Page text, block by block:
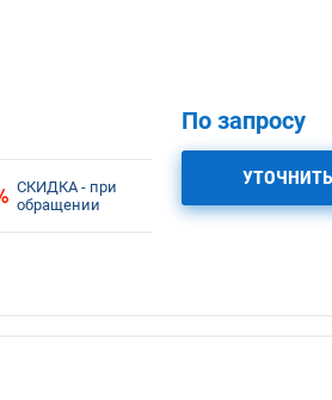
СКИДКА - при
обращении
По запросу